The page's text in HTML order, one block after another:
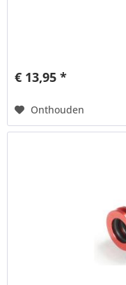
€ 13,95 *
Onthouden